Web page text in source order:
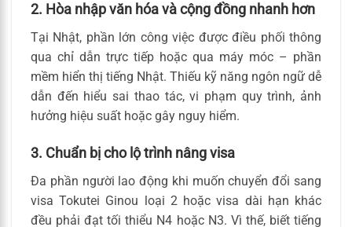
2. Hòa nhập văn hóa và cộng đồng nhanh hơn
Tại Nhật, phần lớn công việc được điều phối thông
qua chỉ dẫn trực tiếp hoặc qua máy móc – phần
mềm hiển thị tiếng Nhật. Thiếu kỹ năng ngôn ngữ dễ
dẫn đến hiểu sai thao tác, vi phạm quy trình, ảnh
hưởng hiệu suất hoặc gây nguy hiểm.
3. Chuẩn bị cho lộ trình nâng visa
Đa phần người lao động khi muốn chuyển đổi sang
visa Tokutei Ginou loại 2 hoặc visa dài hạn khác
đều phải đạt tối thiểu N4 hoặc N3. Vì thế, biết tiếng